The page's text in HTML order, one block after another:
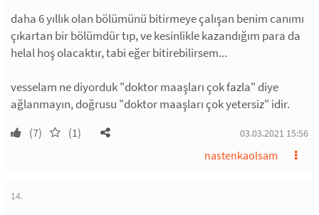
daha 6 yıllık olan bölümünü bitirmeye çalışan benim canımı
çıkartan bir bölümdür tıp, ve kesinlikle kazandığım para da
helal hoş olacaktır, tabi eğer bitirebilirsem...
vesselam ne diyorduk "doktor maaşları çok fazla" diye
ağlanmayın, doğrusu "doktor maaşları çok yetersiz" idir.
(7) (1) 03.03.2021 15:56
nastenkaolsam
14.